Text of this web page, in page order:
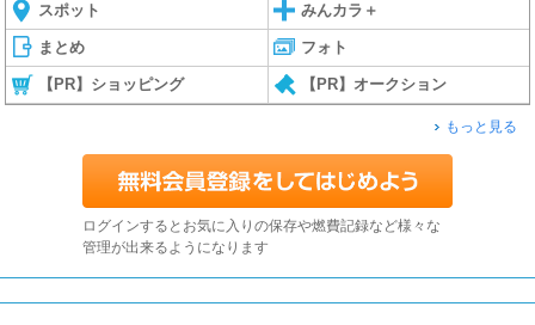
スポット みんカラ＋
まとめ フォト
【PR】ショッピング 【PR】オークション
もっと見る
ログインするとお気に入りの保存や燃費記録など様々な
管理が出来るようになります